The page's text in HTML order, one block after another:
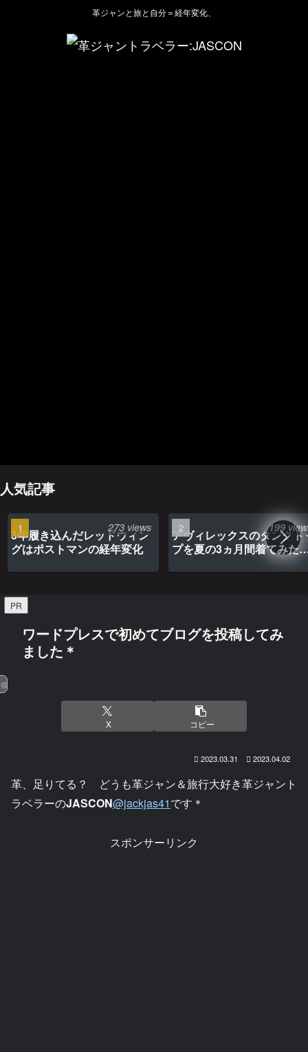
革ジャンと旅と自分＝経年変化、
人気記事
3年履き込んだレッドウィン
グはポストマンの経年変化
273 views
アヴィレックスのタンクト
プを夏の3ヵ月間着てみた
199
PR
ワードプレスで初めてブログを投稿してみ
ました＊
収益化
X コピー
2023.03.31 2023.04.02
革、足りてる？ どうも革ジャン＆旅行大好き革ジャント
ラベラーのJASCON@jackjas41です＊
スポンサーリンク